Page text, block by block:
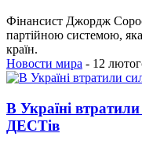
Фінансист Джордж
партійною системою,
країн.
Новости мира - 12
В Україні
ДЕСТів